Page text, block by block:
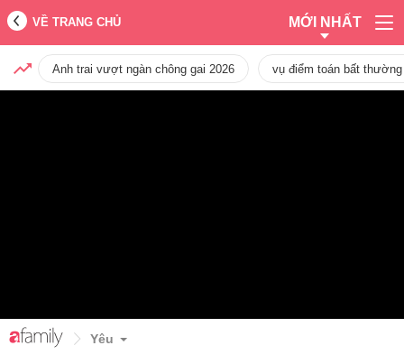
VỀ TRANG CHỦ MỚI NHẤT
Anh trai vượt ngàn chông gai 2026 vụ điểm toán bất
Yêu